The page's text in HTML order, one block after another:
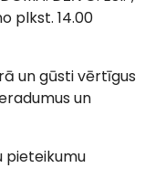
plkst. 14.00
un gūsti vērtīgus
un
pieteikumu